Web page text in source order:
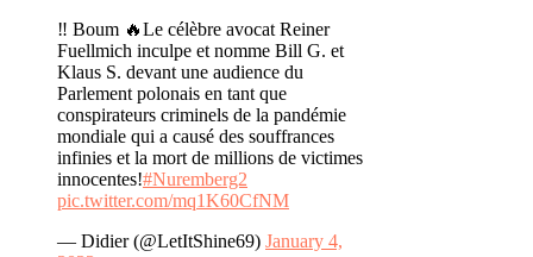
‼️ Boum 🔥Le célèbre avocat Reiner
Fuellmich inculpe et nomme Bill G. et
Klaus S. devant une audience du
Parlement polonais en tant que
conspirateurs criminels de la pandémie
mondiale qui a causé des souffrances
infinies et la mort de millions de victimes
innocentes!#Nuremberg2
pic.twitter.com/mq1K60CfNM
— Didier (@LetItShine69) January 4,